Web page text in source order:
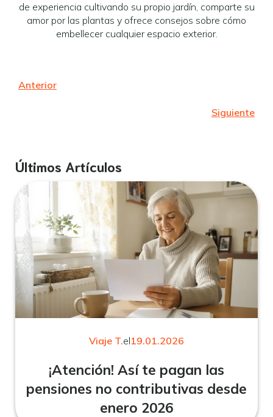
de experiencia cultivando su propio jardín, comparte su
amor por las plantas y ofrece consejos sobre cómo
embellecer cualquier espacio exterior.
Anterior
Siguiente
Últimos Artículos
Viaje T.el19.01.2026
¡Atención! Así te pagan las
pensiones no contributivas desde
enero 2026